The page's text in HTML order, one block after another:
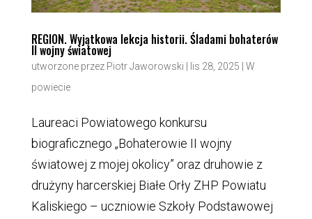
REGION. Wyjątkowa lekcja historii. Śladami bohaterów
II wojny światowej
utworzone przez Piotr Jaworowski lis 28, 2025
W
powiecie
Laureaci Powiatowego konkursu
biograficznego „Bohaterowie II wojny
światowej z mojej okolicy” oraz druhowie z
drużyny harcerskiej Białe Orły ZHP Powiatu
Kaliskiego – uczniowie Szkoły Podstawowej